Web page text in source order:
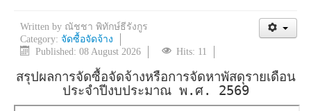
Written by ณัชชา พิทักษ์ธีรังกูร
Category: จัดซื้อจัดจ้าง
Published: 08 August 2026
Hits: 11
สรุปผลการจัดซื้อจัดจ้างหรือการจัดหาพัสดุรายเดือน
ประจำปีงบประมาณ พ.ศ. 2569